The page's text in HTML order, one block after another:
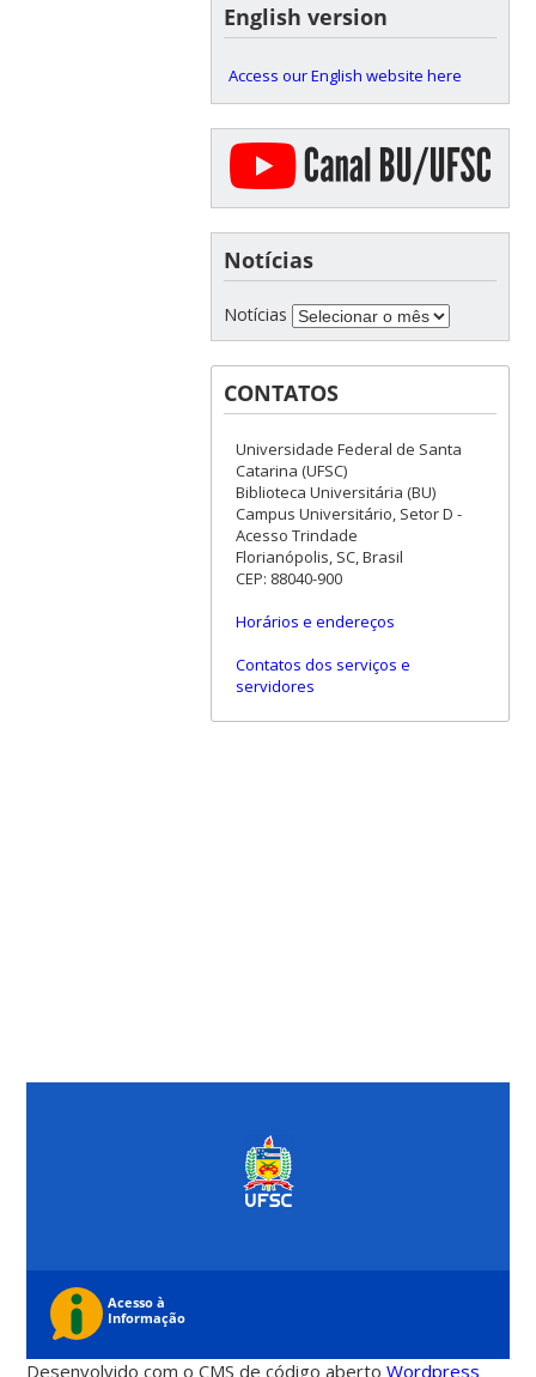
English version
Access our English website here
Notícias
Notícias
CONTATOS
Universidade Federal de Santa
Catarina (UFSC)
Biblioteca Universitária (BU)
Campus Universitário, Setor D -
Acesso Trindade
Florianópolis, SC, Brasil
CEP: 88040-900
Horários e endereços
Contatos dos serviços e
servidores
Desenvolvido com o CMS de código abertoWordpress